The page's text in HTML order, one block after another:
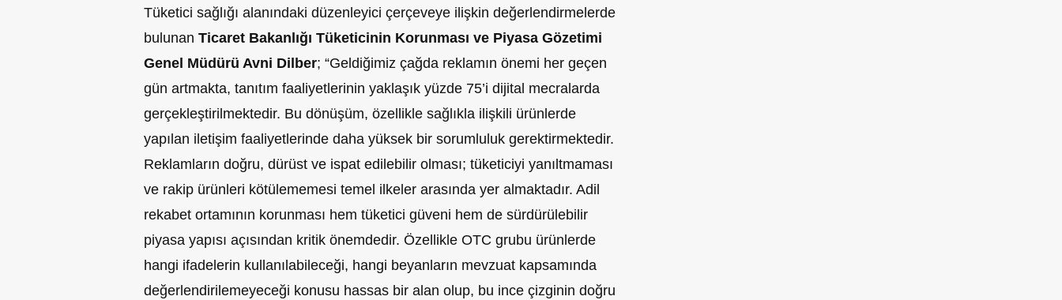
Tüketici sağlığı alanındaki düzenleyici çerçeveye ilişkin değerlendirmelerde
bulunan Ticaret Bakanlığı Tüketicinin Korunması ve Piyasa Gözetimi
Genel Müdürü Avni Dilber; “Geldiğimiz çağda reklamın önemi her geçen
gün artmakta, tanıtım faaliyetlerinin yaklaşık yüzde 75’i dijital mecralarda
gerçekleştirilmektedir. Bu dönüşüm, özellikle sağlıkla ilişkili ürünlerde
yapılan iletişim faaliyetlerinde daha yüksek bir sorumluluk gerektirmektedir.
Reklamların doğru, dürüst ve ispat edilebilir olması; tüketiciyi yanıltmaması
ve rakip ürünleri kötülememesi temel ilkeler arasında yer almaktadır. Adil
rekabet ortamının korunması hem tüketici güveni hem de sürdürülebilir
piyasa yapısı açısından kritik önemdedir. Özellikle OTC grubu ürünlerde
hangi ifadelerin kullanılabileceği, hangi beyanların mevzuat kapsamında
değerlendirilemeyeceği konusu hassas bir alan olup, bu ince çizginin doğru